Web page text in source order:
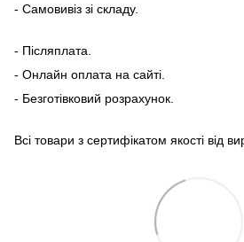
- Самовивіз зі складу.
- Післяплата.
- Онлайн оплата на сайті.
- Безготівковий розрахунок.
Всі товари з сертифікатом якості від